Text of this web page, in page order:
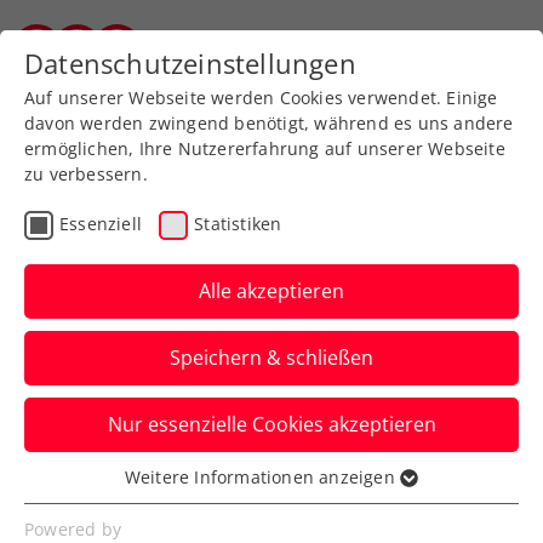
Zurück zur Newsübersicht
ATP
Australian Open: Miedler
feiert Auftaktsieg im
Doppelbewerb
Für Alexander Erler und Julia Grabher ist
beim Grand-Slam-Turnier in Melbourne
hingegen Endstation.
Verfasst von: Manuel Wachta, 16.01.2025
Datenschutzeinstellungen
Auf unserer Webseite werden Cookies verwendet. Einige
davon werden zwingend benötigt, während es uns andere
ermöglichen, Ihre Nutzererfahrung auf unserer Webseite
zu verbessern.
Essenziell Statistiken
Alle akzeptieren
Speichern & schließen
Nur essenzielle Cookies akzeptieren
Essenziell
Essenzielle Cookies werden für grundlegende
Weitere Informationen anzeigen
Powered by